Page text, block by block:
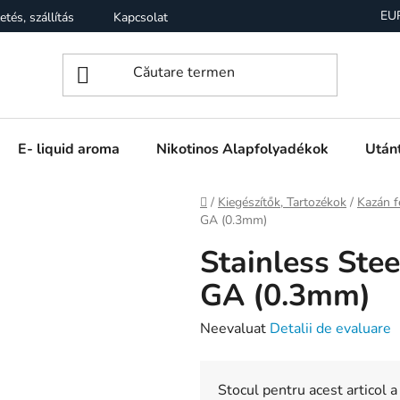
szállítás Kapcsolat Üzleti feltételek
E- liquid aroma Nikotinos Alapfolyadékok
Acasă
/ Kiegészítők, Tartozékok / Kazán
GA (0.3mm)
Stainless
GA (0.3mm)
Evaluarea
Neevaluat Detalii de evaluare
Stocul pentru acest articol